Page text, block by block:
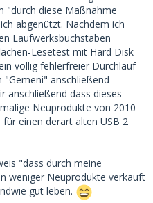
"durch diese Maßnahme
abgenützt. Nachdem ich
Laufwerksbuchstaben
Lesetest mit Hard Disk
völlig fehlerfreier Durchlauf
anschließend
anschließend dass dieses
Neuprodukte von 2010
einen derart alten USB 2
"dass durch meine
weniger Neuprodukte verkauft
gut leben.